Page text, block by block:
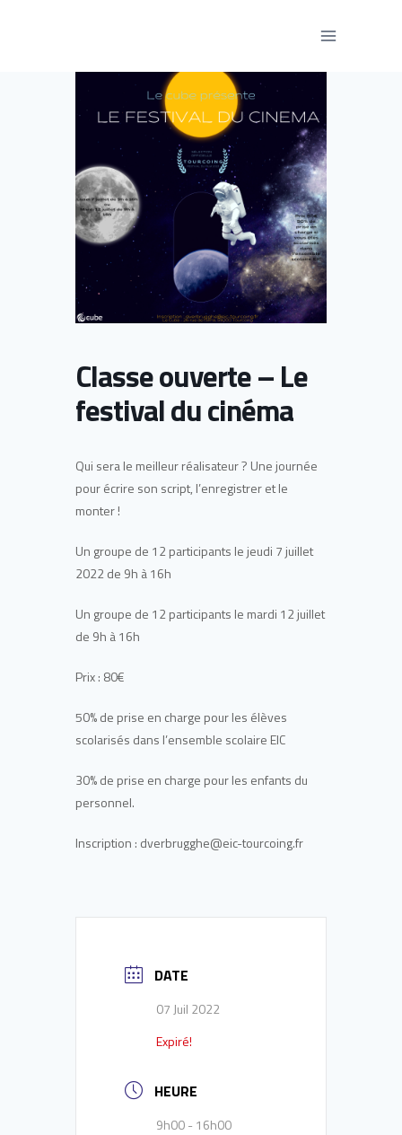
Classe ouverte – Le
festival du cinéma
Qui sera le meilleur réalisateur ? Une journée
pour écrire son script, l’enregistrer et le
monter !
Un groupe de 12 participants le jeudi 7 juillet
2022 de 9h à 16h
Un groupe de 12 participants le mardi 12 juillet
de 9h à 16h
Prix : 80€
50% de prise en charge pour les élèves
scolarisés dans l’ensemble scolaire EIC
30% de prise en charge pour les enfants du
personnel.
Inscription : dverbrugghe@eic-tourcoing.fr
DATE
07 Juil 2022
Expiré!
HEURE
9h00 - 16h00